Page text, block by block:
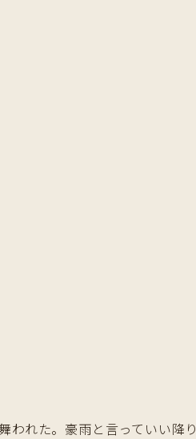
れた。豪雨と言っていい降り